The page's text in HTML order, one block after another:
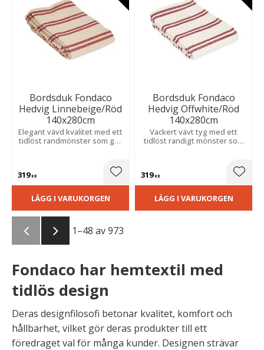
Bordsduk Fondaco
Hedvig Linnebeige/Röd
140x280cm
Elegant vävd kvalitet med ett
tidlöst randmönster som ger
319KR Lägg till i favoriter
LÄGG I VARUKORGEN
Bordsduk Fondaco
Hedvig Offwhite/Röd
140x280cm
Vackert vävt tyg med ett
tidlöst randigt mönster som
passar både till vardag och
319KR
LÄGG I VARUKORGEN
1–48 av973
Fondaco har hemtextil med
tidlös design
Deras designfilosofi betonar kvalitet, komfort och
hållbarhet, vilket gör deras produkter till ett
föredraget val för många kunder. Designen strävar